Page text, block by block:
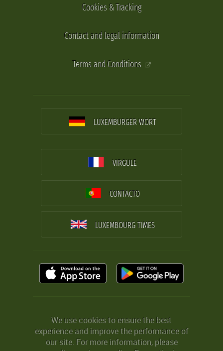
Cookies & Tracking
Contact and legal information
Terms and Conditions
LUXEMBURGER WORT
VIRGULE
CONTACTO
LUXEMBOURG TIMES
We use cookies to ensure the best
experience and improve the performance of
our site. For more information, please